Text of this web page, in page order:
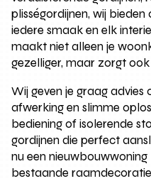
plisségordijnen, wij bieden
iedere smaak en elk
maakt niet alleen je
gezelliger, maar zorgt
Wij geven je graag advies
afwerking en slimme
bediening of isolerende
gordijnen die perfect
nu een
bestaande